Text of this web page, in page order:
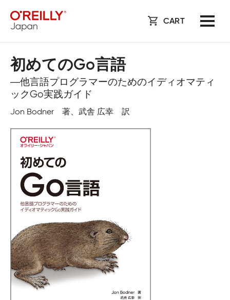
CART
初めてのGo言語
―他言語プログラマーのためのイディオマティ
ックGo実践ガイド
Jon Bodner 著、武舎 広幸 訳